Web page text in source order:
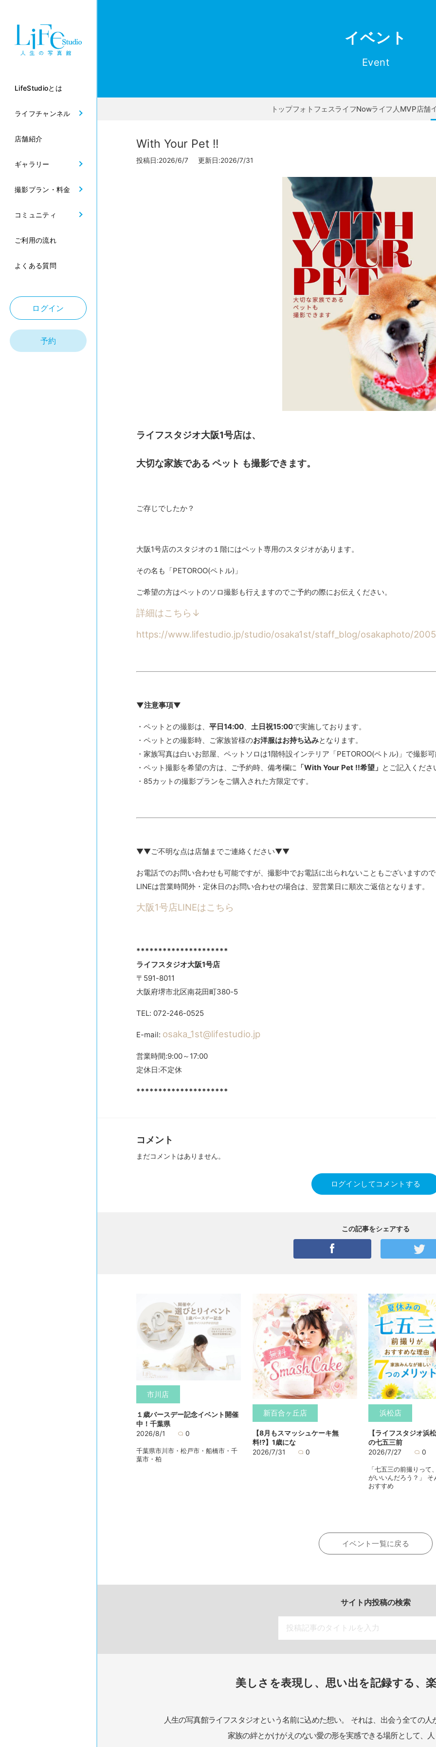
LifeStudioとは
ライフチャンネル
店舗紹介
ギャラリー
撮影プラン・料金
コミュニティ
ご利用の流れ
よくある質問
ログイン
予約
イベント
Event
トップフォトフェスライフNowライフ人 MVP店舗
With Your Pet !!
投稿日:2026/6/7 更新日:2026/7/31
ライフスタジオ大阪1号店は、
大切な家族である ペット も撮影できます。
ご存じでしたか？
大阪1号店のスタジオの１階にはペット専用のスタジオがあります。
その名も「PETOROO(ペトル)」
ご希望の方はペットのソロ撮影も行えますのでご予約の際にお伝えください。
詳細はこちら↓
https://www.lifestudio.jp/studio/osaka1st/staff_blog/osakaphoto/
▼注意事項▼
・ペットとの撮影は、 平日14:00 土日祝15:00で実施しております。
・ペットとの撮影時、ご家族皆様のお洋服はお持ち込みとなります。
・家族写真は白いお部屋、ペットソロは1階特設インテリア「PETOROO(ペトル)」で撮影
・ペット撮影を希望の方は、ご予約時、備考欄に 「With Your Pet !!希望」 とご記入くださ
・85カットの撮影プランをご購入された方限定です。
▼▼ご不明な点は店舗までご連絡ください▼▼
お電話でのお問い合わせも可能ですが、撮影中でお電話に出られないこともございますの
LINEは営業時間外・定休日のお問い合わせの場合は、翌営業日に順次ご返信となります。
大阪1号店LINEはこちら
*********************
ライフスタジオ大阪1号店
〒591-8011
大阪府堺市北区南花田町380-5
TEL: 072-246-0525
E-mail: osaka_1st@lifestudio.jp
営業時間:9:00～17:00
定休日:不定休
*********************
コメント
まだコメントはありません。
ログインしてコメントする
この記事をシェアする
市川店
１歳バースデー記念イベント開催
中！千葉県
2026/8/1
0
千葉県市川市・松戸市・船橋市・千
葉市・柏
新百合ヶ丘店
【8月もスマッシュケーキ無
料⁉】1歳にな
2026/7/31
0
浜松店
【ライフスタジオ浜
の七五三前
2026/7/27
0
「七五三の前撮りって
がいいんだろう？」 そ
おすすめ
イベント一覧に戻る
サイト内投稿の検索
美しさを表現し、思い出を記録する、
人生の写真館ライフスタジオという名前に込めた想い。
それは、出会う全ての人
家族の絆とかけがえのない愛の形を実感できる場所として、